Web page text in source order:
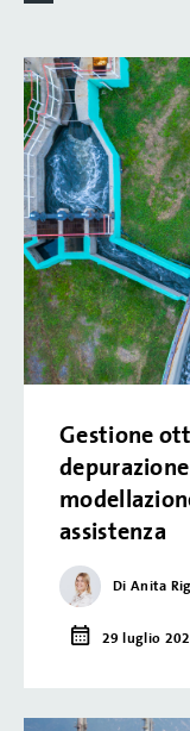
Industriale
Laboratorio
Litio e altri metalli
Microelettronica
Municipale
PFAS e
Pharma &
Produzione di
Ricerca scientifica
Gestione
assistenza
Di Anita
29 luglio